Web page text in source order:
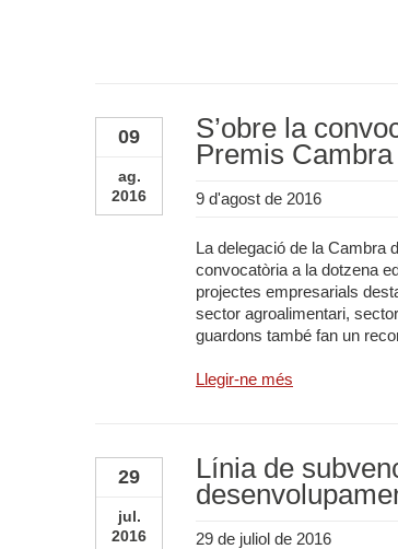
09
ag.
2016
S’obre la
Premis
9 d'agost de 2016
La delegació de la Cambra
convocatòria a la dotzena
projectes empresarials
sector agroalimentari,
guardons també fan un
Llegir-ne més
29
jul.
2016
Línia de
29 de juliol de 2016